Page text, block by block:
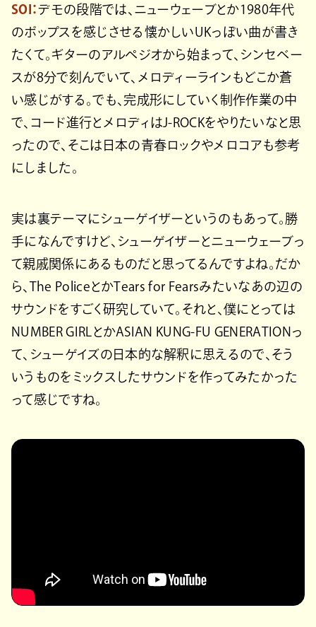
SOI：デモの段階では、ニューウェーブとか1980年代
のポップスを感じさせる懐かしいUKっぽい曲が書き
たくて。ギターのアルペジオから始まって、シンセベー
スが8分で刻んでいて、メロディーラインもどこか蒼
い感じがする。でも、完成形にしていく制作作業の中
で、コード進行とメロディはJ-ROCKをやりたいなと思
ったので、そこは日本の青春ロックやメロコアも参考
にしました。
実は裏テーマにシューゲイザーというのもあって。勝
手になんですけど、シューゲイザーとニューウェーブっ
て親戚関係にあるものだと思ってるんですよね。だか
ら、The PoliceとかTears for Fearsみたいなあの辺の
サウンドをすごく研究していて。それと、僕にとっては
NUMBER GIRLとかASIAN KUNG-FU GENERATIONっ
て、シューゲイズの日本的な解釈に思えるので、そう
いうものをミックスしたサウンドを作ってみたかった
って感じですね。